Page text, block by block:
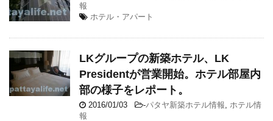
報
ホテル・アパート
LKグループの新築ホテル、LK
Presidentが営業開始。ホテル部屋内
部の様子をレポート。
2016/01/03 -パタヤ新築ホテル情報
ホテル情
報